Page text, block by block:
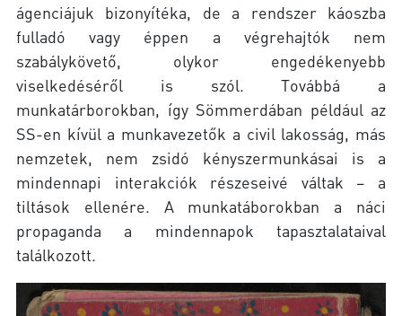
ágenciájuk bizonyítéka, de a rendszer káoszba
fulladó vagy éppen a végrehajtók nem
szabálykövető, olykor engedékenyebb
viselkedéséről is szól. Továbbá a
munkatárborokban, így Sömmerdában például az
SS-en kívül a munkavezetők a civil lakosság, más
nemzetek, nem zsidó kényszermunkásai is a
mindennapi interakciók részeseivé váltak – a
tiltások ellenére. A munkatáborokban a náci
propaganda a mindennapok tapasztalataival
találkozott.